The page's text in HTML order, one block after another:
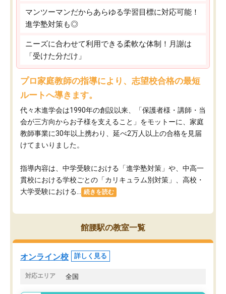
マンツーマンだからあらゆる学習目標に対応可能！
進学塾対策も◎
ニーズに合わせて利用できる柔軟な体制！月謝は
「受けた分だけ」
プロ家庭教師の指導により、志望校合格の最短
ルートへ導きます。
代々木進学会は1990年の創設以来、「保護者様・講師・当
会が三方向からお子様を支えること」をモットーに、家庭
教師事業に30年以上携わり、延べ2万人以上の合格を見届
けてまいりました。
指導内容は、中学受験における「進学塾対策」や、中高一
貫校における学校ごとの「カリキュラム別対策」、高校・
大学受験における...
続きを読む
館腰駅の教室一覧
オンライン校 詳しく見る
対応エリア 全国